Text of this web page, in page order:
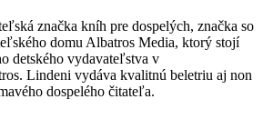
značka kníh pre dospelých, značka so
domu Albatros Media, ktorý stojí
detského vydavateľstva v
Lindeni vydáva kvalitnú beletriu aj non
dospelého čitateľa.